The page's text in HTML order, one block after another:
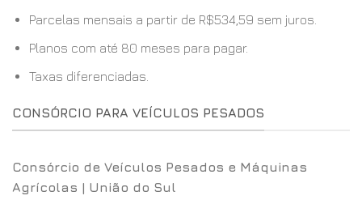
Parcelas mensais a partir de R$534,59 sem juros.
Planos com até 80 meses para pagar.
Taxas diferenciadas.
CONSÓRCIO PARA VEÍCULOS PESADOS
Consórcio de Veículos Pesados e Máquinas
Agrícolas | União do Sul